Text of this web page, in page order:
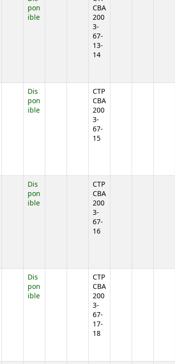
pon
ible
CBA
200
3-
67-
13-
14
Dis
pon
ible
CTP
CBA
200
3-
67-
15
Dis
pon
ible
CTP
CBA
200
3-
67-
16
Dis
pon
ible
CTP
CBA
200
3-
67-
17-
18